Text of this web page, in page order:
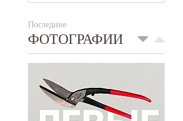
Последние
ФОТОГРАФИИ